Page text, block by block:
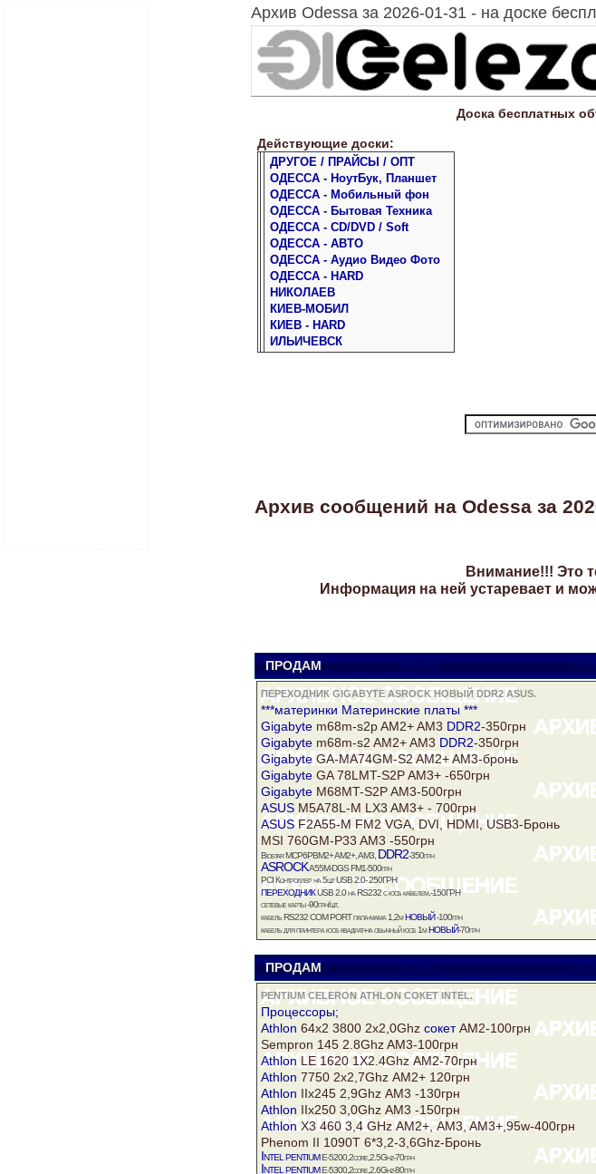
Архив Odessa за 2026-01-31 - на доске
Доска бесплатных
Действующие доски:
ДРУГОЕ / ПРАЙСЫ / ОПТ
ОДЕССА - НоутБук, Планшет
ОДЕССА - Мобильный фон
ОДЕССА - Бытовая Техника
ОДЕССА - CD/DVD / Soft
ОДЕССА - АВТО
ОДЕССА - Аудио Видео Фото
ОДЕССА - HARD
НИКОЛАЕВ
КИЕВ-МОБИЛ
КИЕВ - HARD
ИЛЬИЧЕВСК
Архив сообщений на Odessa за
Внимание!!! Это
Информация на ней устаревает и
ПРОДАМ ксанти
ПЕРЕХОДНИК GIGABYTE ASROCK НОВЫЙ DDR2 ASUS.
***материнки Материнские платы ***
Gigabyte m68m-s2p AM2+ AM3 DDR2-350грн
Gigabyte m68m-s2 AM2+ AM3 DDR2-350грн
Gigabyte GA-MA74GM-S2 AM2+ AM3-бронь
Gigabyte GA 78LMT-S2P AM3+ -650грн
Gigabyte M68MT-S2P AM3-500грн
ASUS M5A78L-M LX3 AM3+ - 700грн
ASUSF2A55-M FM2 VGA, DVI, HDMI, USB3-Бронь
MSI 760GM-P33 AM3 -550грн
Biostar MCP6PBM2+ AM2+, AM3, DDR2-350грн
ASROCKA55M-DGS FM1-500грн
PCI Контроллер на 5шт USB 2.0- 250ГРН
переходникUSB 2.0 на RS232 с юсб кабелем.-150ГРН
сетевые карты -90грн/шт.
кабель RS232 COM PORT папа-мама 1,2мновый-100грн
кабель для принтера юсб квадрат-на обычный юсб 1мновый-70грн
ПРОДАМ ксанти
PENTIUM CELERON ATHLON СОКЕТ INTEL.
Процессоры;
Athlon 64х2 3800 2х2,0Ghz сокетАМ2-100грн
Sempron 145 2.8Ghz AM3-100грн
AthlonLE 1620 1Х2.4Ghz АМ2-70грн
Athlon 7750 2х2,7Ghz АМ2+ 120грн
Athlon IIх245 2,9Ghz АМ3 -130грн
Athlon IIх250 3,0Ghz АМ3 -150грн
AthlonX3 460 3,4 GHz АМ2+, AM3, AM3+,95w-400грн
Phenom II 1090Т 6*3,2-3,6Ghz-Бронь
Intel pentiumE-5200,2core,2.5Ghz-70грн
Intel pentiumE-5300,2core,2.6Ghz-80грн